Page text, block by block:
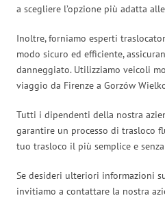
a scegliere l’opzione più adatta
Inoltre, forniamo esperti
modo sicuro ed efficiente,
danneggiato. Utilizziamo veicoli
viaggio da Firenze a Gorzów
Tutti i dipendenti della nostra
garantire un processo di trasloco
tuo trasloco il più semplice e
Se desideri ulteriori informazioni
invitiamo a contattare la nostra